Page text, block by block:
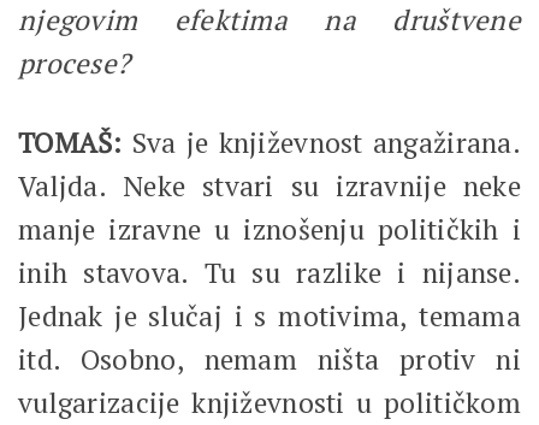
njegovim efektima na društvene
procese?
TOMAŠ: Sva je književnost angažirana.
Valjda. Neke stvari su izravnije neke
manje izravne u iznošenju političkih i
inih stavova. Tu su razlike i nijanse.
Jednak je slučaj i s motivima, temama
itd. Osobno, nemam ništa protiv ni
vulgarizacije književnosti u političkom